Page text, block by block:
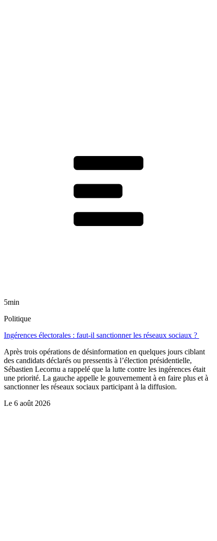
5min
Politique
Ingérences électorales : faut-il sanctionner les réseaux sociaux ?
Après trois opérations de désinformation en quelques jours ciblant
des candidats déclarés ou pressentis à l’élection présidentielle,
Sébastien Lecornu a rappelé que la lutte contre les ingérences était
une priorité. La gauche appelle le gouvernement à en faire plus et à
sanctionner les réseaux sociaux participant à la diffusion.
Le 6 août 2026